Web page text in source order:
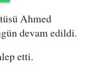
Ahmed
devam edildi.
etti.